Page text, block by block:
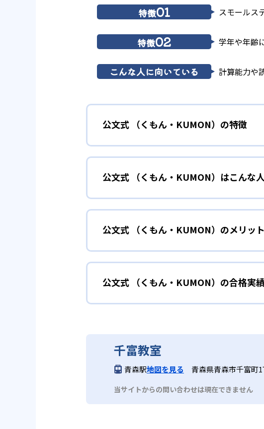
特徴01 スモールス
特徴02 学年や年齢
こんな人に向いている 計算能力や
公文式 （くもん・KUMON）の特徴
01 無学年式の学力別学
KUMONでは、年齢や学年にとらわれずに、
確実に100点が取れるレベルから少しずつ
できる。
02 自学自習スタイル
KUMONの教材は、簡単な問題から高度な
時期から高校教材に進む生徒もいる。
03 フレキシブルな受講
KUMONでは、教室が開いている時間内で
も通室しやすい。また、教室によっては自
公文式 （くもん・KUMON）はこんな
小学校に入る準備をした
KUMONでは細かいステップに分かれた教材
性格や学習への取り組み姿勢に合わせて内
KUMONでは経験豊富な先生が、子どもの
目でも自分で解けた達成感を味わうことで
中学生・高校生 部活や習い事と両
KUMONでは、一人ひとりの学習状況やス
宿題の量や進め方に関しては、いつでも気軽
公文式 （くもん・KUMON）のメリッ
どんなメリットがある？
KUMONでは自学自習スタイルで勉強する
年にとらわれずに自分の学力に相応したレ
い。
どんなデメリットがある？
KUMONでは、中高生のクラスでも数学・
だろう。
公文式 （くもん・KUMON）の合格実
KUMONは、公式サイトでは合格実績は公
千富教室
青森駅地図を見る 青森県青森市千富町
当サイトからの問い合わせは現在できません